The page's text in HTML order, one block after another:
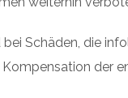
Schäden, die
der